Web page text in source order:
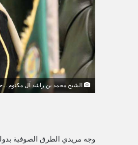
ي
ا
الشيخ محمد بن راشد آل مكتوم
وجه مريدي الطرق الصوفية